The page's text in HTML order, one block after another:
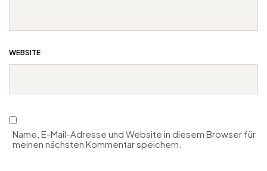
WEBSITE
Name, E-Mail-Adresse und Website in diesem Browser für
meinen nächsten Kommentar speichern.